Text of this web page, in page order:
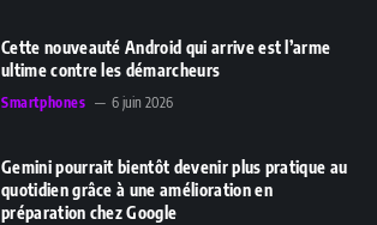
Cette nouveauté Android qui arrive est l’arme
ultime contre les démarcheurs
Smartphones 6 juin 2026
Gemini pourrait bientôt devenir plus pratique au
quotidien grâce à une amélioration en
préparation chez Google